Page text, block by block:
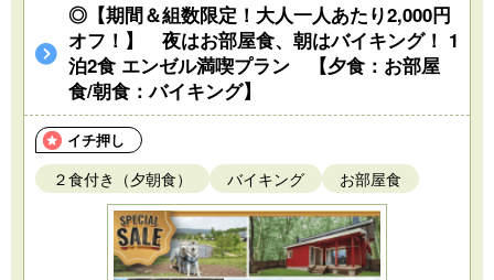
◎【期間＆組数限定！大人一人あたり2,000円
オフ！】 夜はお部屋食、朝はバイキング！ 1
泊2食 エンゼル満喫プラン 【夕食：お部屋
食/朝食：バイキング】
イチ押し
２食付き（夕朝食） バイキング お部屋食